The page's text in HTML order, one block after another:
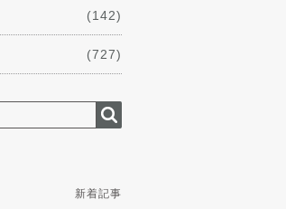
(142)
(727)
新着記事